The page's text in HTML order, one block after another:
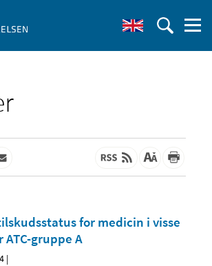
for medicin i visse
gruppe A
|